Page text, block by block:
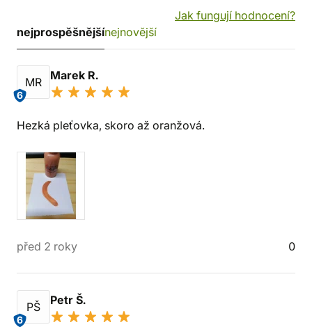
Jak fungují hodnocení?
nejprospěšnějšínejnovější
MR
6
Marek R.
Hezká pleťovka, skoro až oranžová.
před 2 roky 0
PŠ
6
Petr Š.